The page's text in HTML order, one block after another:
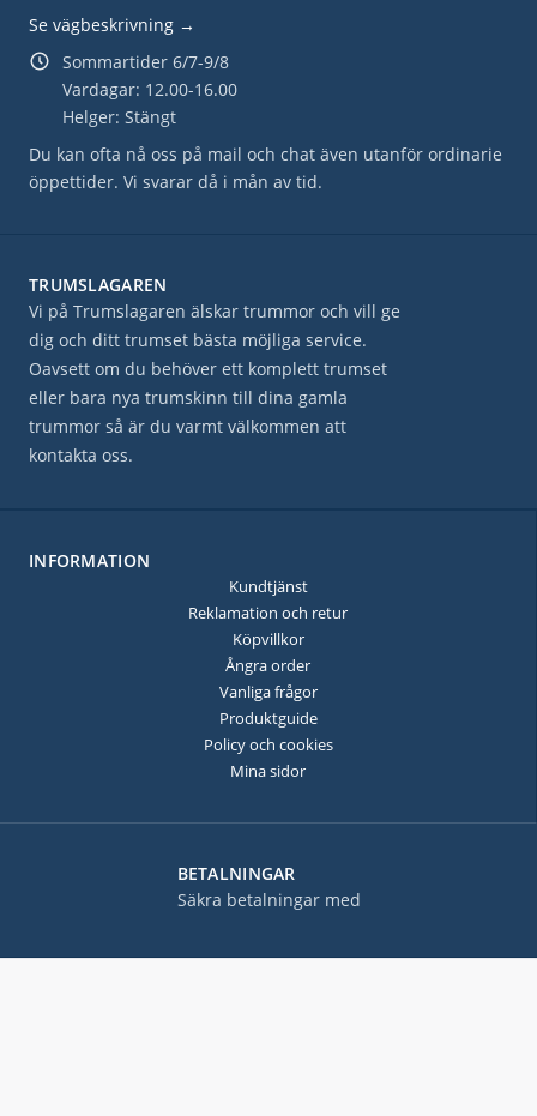
Se vägbeskrivning →
Sommartider 6/7-9/8
Vardagar: 12.00-16.00
Helger: Stängt
Du kan ofta nå oss på mail och chat även utanför ordinarie
öppettider. Vi svarar då i mån av tid.
BETALNINGAR
Säkra betalningar med
TRUMSLAGAREN
Vi på Trumslagaren älskar trummor och vill ge
dig och ditt trumset bästa möjliga service.
Oavsett om du behöver ett komplett trumset
eller bara nya trumskinn till dina gamla
trummor så är du varmt välkommen att
kontakta oss.
INFORMATION
Kundtjänst
Reklamation och retur
Köpvillkor
Ångra order
Vanliga frågor
Produktguide
Policy och cookies
Mina sidor